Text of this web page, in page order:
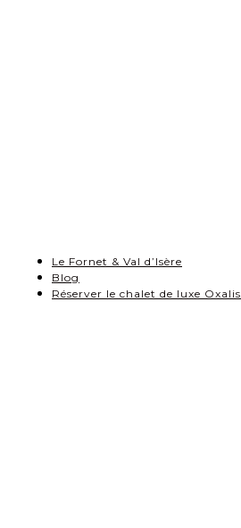
Le Fornet & Val d’Isère
Blog
Réserver le chalet de luxe Oxalis